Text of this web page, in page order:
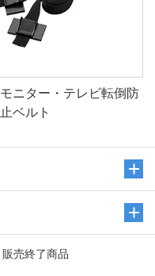
モニター・テレビ転倒防
止ベルト
販売終了商品